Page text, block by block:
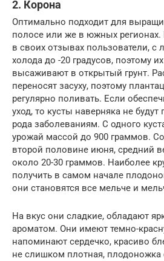
2. Корона
Оптимально подходит для
полосе или же в южных регионах.
в своих отзывах пользователи, с
холода до -20 градусов, поэтому
высаживают в открытый грунт.
переносят засуху, поэтому
регулярно поливать. Если
уход, то кусты наверняка не
рода заболеваниям. С одного
урожай массой до 900 граммов.
второй половине июня, средний
около 20-30 граммов. Наиболее
получить в самом начале
они становятся все мельче и
На вкус они сладкие, обладают
ароматом. Они имеют темно-
напоминают сердечко, красиво
не слишком плотная, плодоножка